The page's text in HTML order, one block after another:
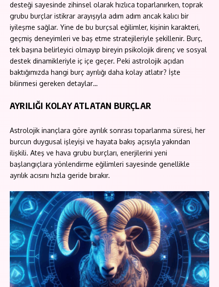
desteği sayesinde zihinsel olarak hızlıca toparlanırken, toprak
grubu burçlar istikrar arayışıyla adım adım ancak kalıcı bir
iyileşme sağlar. Yine de bu burçsal eğilimler, kişinin karakteri,
geçmiş deneyimleri ve baş etme stratejileriyle şekillenir. Burç,
tek başına belirleyici olmayıp bireyin psikolojik direnç ve sosyal
destek dinamikleriyle iç içe geçer. Peki astrolojik açıdan
baktığımızda hangi burç ayrılığı daha kolay atlatır? İşte
bilinmesi gereken detaylar…
AYRILIĞI KOLAY ATLATAN BURÇLAR
Astrolojik inançlara göre ayrılık sonrası toparlanma süresi, her
burcun duygusal işleyişi ve hayata bakış açısıyla yakından
ilişkili. Ateş ve hava grubu burçları, enerjilerini yeni
başlangıçlara yönlendirme eğilimleri sayesinde genellikle
ayrılık acısını hızla geride bırakır.